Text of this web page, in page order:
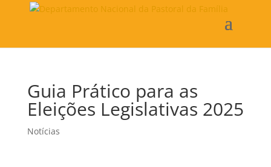
Guia Prático para as
Eleições Legislativas 2025
Notícias